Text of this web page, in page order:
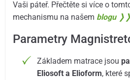
Vaši páteř. Přečtěte si více o
mechanismu na našem blogu ❭❭
Parametry
Základem matrace jsou
Eliosoft a Elioform, které